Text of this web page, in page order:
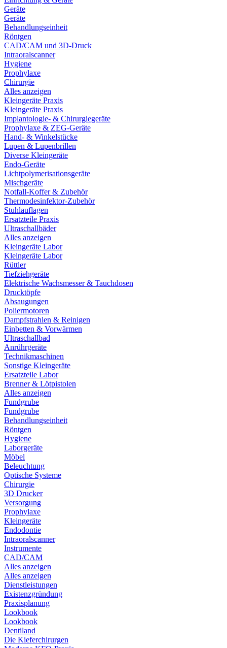
Geräte
Geräte
Behandlungseinheit
Röntgen
CAD/CAM und 3D-Druck
Intraoralscanner
Hygiene
Prophylaxe
Chirurgie
Alles anzeigen
Kleingeräte Praxis
Kleingeräte Praxis
Implantologie- & Chirurgiegeräte
Prophylaxe & ZEG-Geräte
Hand- & Winkelstücke
Lupen & Lupenbrillen
Diverse Kleingeräte
Endo-Geräte
Lichtpolymerisationsgeräte
Mischgeräte
Notfall-Koffer & Zubehör
Thermodesinfektor-Zubehör
Stuhlauflagen
Ersatzteile Praxis
Ultraschallbäder
Alles anzeigen
Kleingeräte Labor
Kleingeräte Labor
Rüttler
Tiefziehgeräte
Elektrische Wachsmesser & Tauchdosen
Drucktöpfe
Absaugungen
Poliermotoren
Dampfstrahlen & Reinigen
Einbetten & Vorwärmen
Ultraschallbad
Anrührgeräte
Technikmaschinen
Sonstige Kleingeräte
Ersatzteile Labor
Brenner & Lötpistolen
Alles anzeigen
Fundgrube
Fundgrube
Behandlungseinheit
Röntgen
Hygiene
Laborgeräte
Möbel
Beleuchtung
Optische Systeme
Chirurgie
3D Drucker
Versorgung
Prophylaxe
Kleingeräte
Endodontie
Intraoralscanner
Instrumente
CAD/CAM
Alles anzeigen
Alles anzeigen
Dienstleistungen
Existenzgründung
Praxisplanung
Lookbook
Lookbook
Dentiland
Die Kieferchirurgen